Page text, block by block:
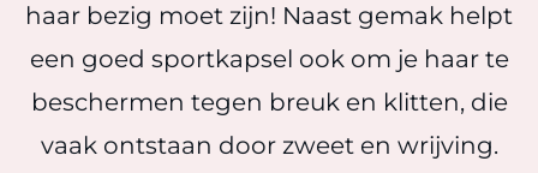
haar bezig moet zijn! Naast gemak helpt
een goed sportkapsel ook om je haar te
beschermen tegen breuk en klitten, die
vaak ontstaan door zweet en wrijving.